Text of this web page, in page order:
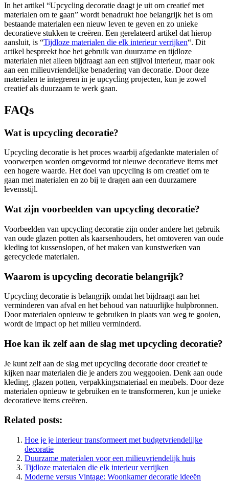
In het artikel “Upcycling decoratie daagt je uit om creatief met
materialen om te gaan” wordt benadrukt hoe belangrijk het is om
bestaande materialen een nieuw leven te geven en zo unieke
decoratieve stukken te creëren. Een gerelateerd artikel dat hierop
aansluit, is “Tijdloze materialen die elk interieur verrijken“. Dit
artikel bespreekt hoe het gebruik van duurzame en tijdloze
materialen niet alleen bijdraagt aan een stijlvol interieur, maar ook
aan een milieuvriendelijke benadering van decoratie. Door deze
materialen te integreren in je upcycling projecten, kun je zowel
creatief als duurzaam te werk gaan.
FAQs
Wat is upcycling decoratie?
Upcycling decoratie is het proces waarbij afgedankte materialen of
voorwerpen worden omgevormd tot nieuwe decoratieve items met
een hogere waarde. Het doel van upcycling is om creatief om te
gaan met materialen en zo bij te dragen aan een duurzamere
levensstijl.
Wat zijn voorbeelden van upcycling decoratie?
Voorbeelden van upcycling decoratie zijn onder andere het gebruik
van oude glazen potten als kaarsenhouders, het omtoveren van oude
kleding tot kussenslopen, of het maken van kunstwerken van
gerecyclede materialen.
Waarom is upcycling decoratie belangrijk?
Upcycling decoratie is belangrijk omdat het bijdraagt aan het
verminderen van afval en het behoud van natuurlijke hulpbronnen.
Door materialen opnieuw te gebruiken in plaats van weg te gooien,
wordt de impact op het milieu verminderd.
Hoe kan ik zelf aan de slag met upcycling decoratie?
Je kunt zelf aan de slag met upcycling decoratie door creatief te
kijken naar materialen die je anders zou weggooien. Denk aan oude
kleding, glazen potten, verpakkingsmateriaal en meubels. Door deze
materialen opnieuw te gebruiken en te transformeren, kun je unieke
decoratieve items creëren.
Related posts:
Hoe je je interieur transformeert met budgetvriendelijke
decoratie
Duurzame materialen voor een milieuvriendelijk huis
Tijdloze materialen die elk interieur verrijken
Moderne versus Vintage: Woonkamer decoratie ideeën